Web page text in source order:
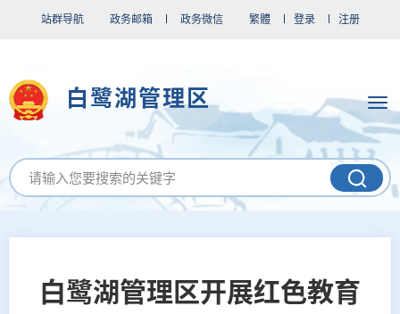
站群导航 政务邮箱 政务微信 繁體 登录 注册
白鹭湖管理区
白鹭湖管理区开展红色教育